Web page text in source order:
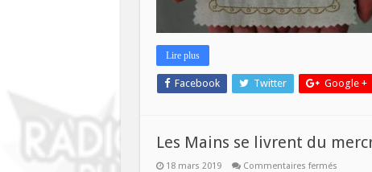
Lire plus
Facebook Twitter Google +
Les Mains se livrent du
18 mars 2019 Commentaires ferméssur